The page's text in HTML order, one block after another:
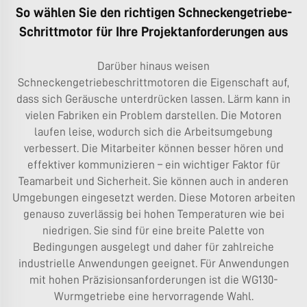
So wählen Sie den richtigen Schneckengetriebe-
Schrittmotor für Ihre Projektanforderungen aus
Darüber hinaus weisen
Schneckengetriebeschrittmotoren die Eigenschaft auf,
dass sich Geräusche unterdrücken lassen. Lärm kann in
vielen Fabriken ein Problem darstellen. Die Motoren
laufen leise, wodurch sich die Arbeitsumgebung
verbessert. Die Mitarbeiter können besser hören und
effektiver kommunizieren – ein wichtiger Faktor für
Teamarbeit und Sicherheit. Sie können auch in anderen
Umgebungen eingesetzt werden. Diese Motoren arbeiten
genauso zuverlässig bei hohen Temperaturen wie bei
niedrigen. Sie sind für eine breite Palette von
Bedingungen ausgelegt und daher für zahlreiche
industrielle Anwendungen geeignet. Für Anwendungen
mit hohen Präzisionsanforderungen ist die WG130-
Wurmgetriebe eine hervorragende Wahl.